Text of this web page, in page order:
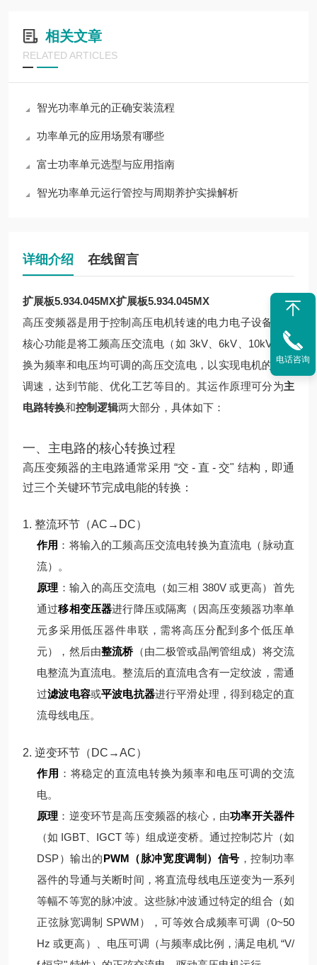
相关文章
RELATED ARTICLES
智光功率单元的正确安装流程
功率单元的应用场景有哪些
富士功率单元选型与应用指南
智光功率单元运行管控与周期养护实操解析
详细介绍 在线留言
扩展板5.934.045MX扩展板5.934.045MX
高压变频器是用于控制高压电机转速的电力电子设备，其
核心功能是将工频高压交流电（如 3kV、6kV、10kV）转
换为频率和电压均可调的高压交流电，以实现电机的无级
调速，达到节能、优化工艺等目的。其运作原理可分为主
电路转换和控制逻辑两大部分，具体如下：
一、主电路的核心转换过程
高压变频器的主电路通常采用 “交 - 直 - 交" 结构，即通
过三个关键环节完成电能的转换：
1. 整流环节（AC→DC）
作用 ：将输入的工频高压交流电转换为直流电（脉动直
流）。
原理 ： 输入的高压交流电（如三相 380V 或更高）首先
通过移相变压器进行降压或隔离（因高压变频器功率单
元多采用低压器件串联，需将高压分配到多个低压单
元），然后由整流桥（由二极管或晶闸管组成）将交流
电整流为直流电。整流后的直流电含有一定纹波，需通
过滤波电容或平波电抗器进行平滑处理，得到稳定的直
流母线电压。
2. 逆变环节（DC→AC）
作用 ：将稳定的直流电转换为频率和电压可调的交流
电。
原理 ： 逆变环节是高压变频器的核心，由功率开关器件
（如 IGBT、IGCT 等）组成逆变桥。通过控制芯片（如
DSP）输出的PWM（脉冲宽度调制）信号 ，控制功率
器件的导通与关断时间，将直流母线电压逆变为一系列
等幅不等宽的脉冲波。 这些脉冲波通过特定的组合（如
正弦脉宽调制 SPWM），可等效合成频率可调（0~50
Hz 或更高）、电压可调（与频率成比例，满足电机 “V/
电话咨询